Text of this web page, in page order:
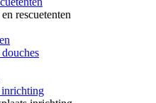
rescuetenten